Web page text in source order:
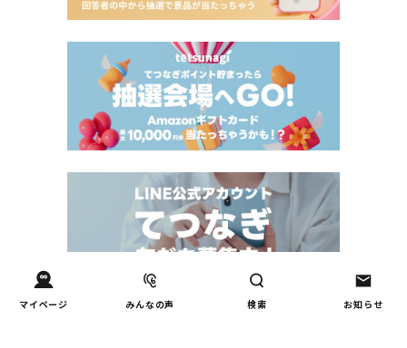
マイページ みんなの声 検索 お知らせ
Tweets by tetsunagi_pj